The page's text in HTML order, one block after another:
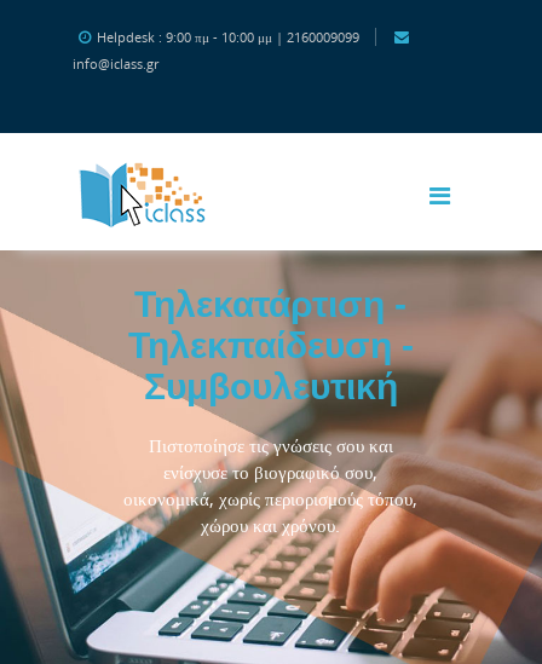
Helpdesk : 9:00 πμ - 10:00 μμ | 2160009099
info@iclass.gr
Τηλεκατάρτιση -
Τηλεκπαίδευση -
Συμβουλευτική
Πιστοποίησε τις γνώσεις σου και
ενίσχυσε το βιογραφικό σου,
οικονομικά, χωρίς περιορισμούς τόπου,
χώρου και χρόνου.